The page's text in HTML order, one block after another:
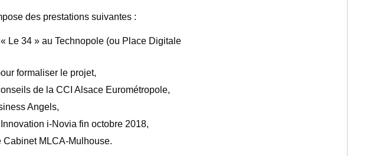
des prestations suivantes :
Le 34 » au Technopole (ou Place Digitale
formaliser le projet,
de la CCI Alsace Eurométropole,
Angels,
i-Novia fin octobre 2018,
MLCA-Mulhouse.